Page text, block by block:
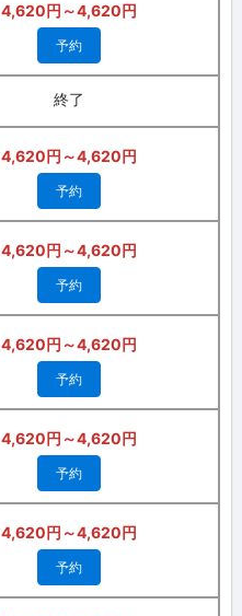
4,620円～4,620円
予約
終了
4,620円～4,620円
予約
4,620円～4,620円
予約
4,620円～4,620円
予約
4,620円～4,620円
予約
4,620円～4,620円
予約